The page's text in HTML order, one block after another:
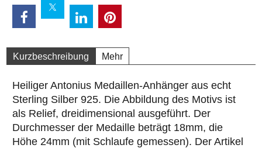
Kurzbeschreibung Mehr
Heiliger Antonius Medaillen-Anhänger aus echt
Sterling Silber 925. Die Abbildung des Motivs ist
als Relief, dreidimensional ausgeführt. Der
Durchmesser der Medaille beträgt 18mm, die
Höhe 24mm (mit Schlaufe gemessen). Der Artikel